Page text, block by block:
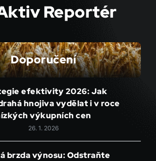
Reportér
Doporučení
efektivity 2026: Jak
hnojiva vydělat i v roce
výkupních cen
26. 1. 2026
brzda výnosu: Odstraňte